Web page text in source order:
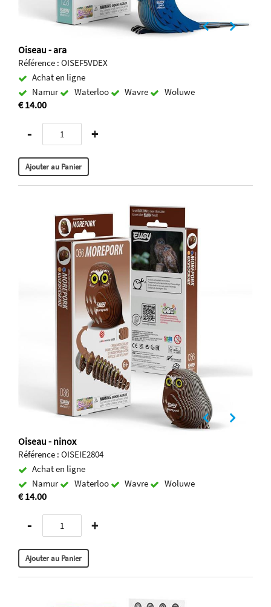
Oiseau - ara
Référence : OISEF5VDEX
Achat en ligne
Namur
Waterloo Wavre Woluwe
€ 14.00
- +
Oiseau - ninox
Référence : OISEIE2804
Achat en ligne
Namur
Waterloo Wavre Woluwe
€ 14.00
- +